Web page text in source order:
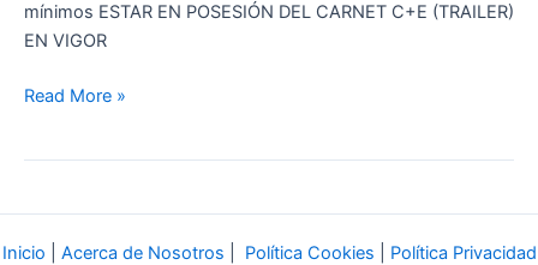
mínimos ESTAR EN POSESIÓN DEL CARNET C+E (TRAILER)
EN VIGOR
Read More »
Inicio Acerca de Nosotros Política Cookies
Política Privacidad